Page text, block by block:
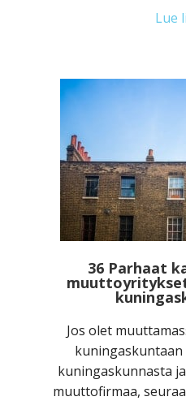
Lue
36 Parhaat
Jos olet
kuningaskuntaan
kuningaskunnasta
muuttofirmaa,